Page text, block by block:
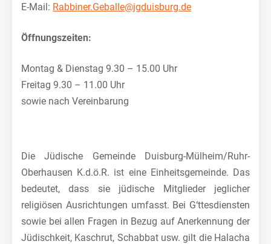
E-Mail: Rabbiner.Geballe@jgduisburg.de
Öffnungszeiten:
Montag & Dienstag 9.30 – 15.00 Uhr
Freitag 9.30 – 11.00 Uhr
sowie nach Vereinbarung
Die Jüdische Gemeinde Duisburg-Mülheim/Ruhr-
Oberhausen K.d.ö.R. ist eine Einheitsgemeinde. Das
bedeutet, dass sie jüdische Mitglieder jeglicher
religiösen Ausrichtungen umfasst. Bei G‘ttesdiensten
sowie bei allen Fragen in Bezug auf Anerkennung der
Jüdischkeit, Kaschrut, Schabbat usw. gilt die Halacha